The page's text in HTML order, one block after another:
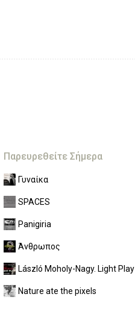
Παρευρεθείτε Σήμερα
Γυναίκα
SPACES
Panigiria
Άνθρωπος
László Moholy-Nagy. Light Play
Nature ate the pixels